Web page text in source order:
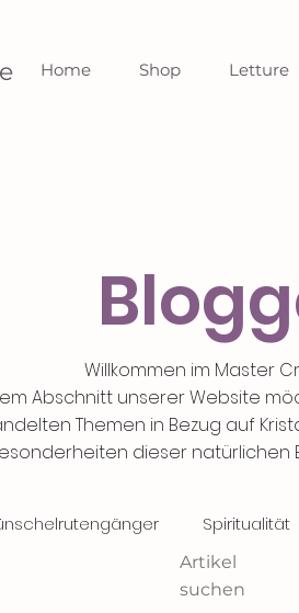
Home Shop Letture
Willkommen im Master
Abschnitt unserer Website
Themen in Bezug auf
dieser natürlichen
Spiritualität
Artikel
suchen